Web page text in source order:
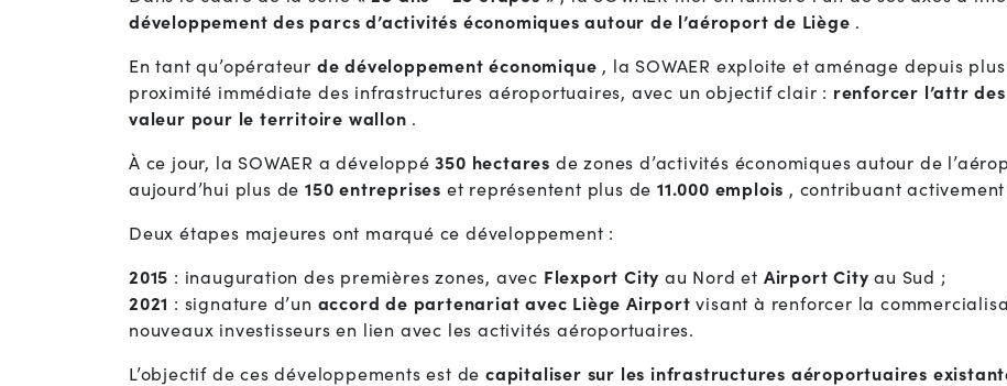
développement des parcs d’activités économiques autour de l’aéroport de Liège .
En tant qu’opérateur de développement économique , la SOWAER exploite et aménage depuis
proximité immédiate des infrastructures aéroportuaires, avec un objectif clair : renforcer l’attr
valeur pour le territoire wallon .
À ce jour, la SOWAER a développé350 hectares de zones d’activités économiques autour de
aujourd’hui plus de150 entreprises et représentent plus de11.000 emplois , contribuant
Deux étapes majeures ont marqué ce développement :
2015 : inauguration des premières zones, avec Flexport City au Nord et Airport City au Sud ;
2021 : signature d’un accord de partenariat avec Liège Airport visant à renforcer la
nouveaux investisseurs en lien avec les activités aéroportuaires.
L’objectif de ces développements est de capitaliser sur les infrastructures aéroportuaires